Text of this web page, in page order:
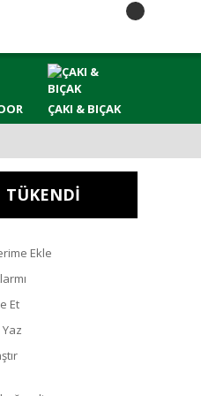
ÇAKI & BIÇAK
TÜKENDİ
Et